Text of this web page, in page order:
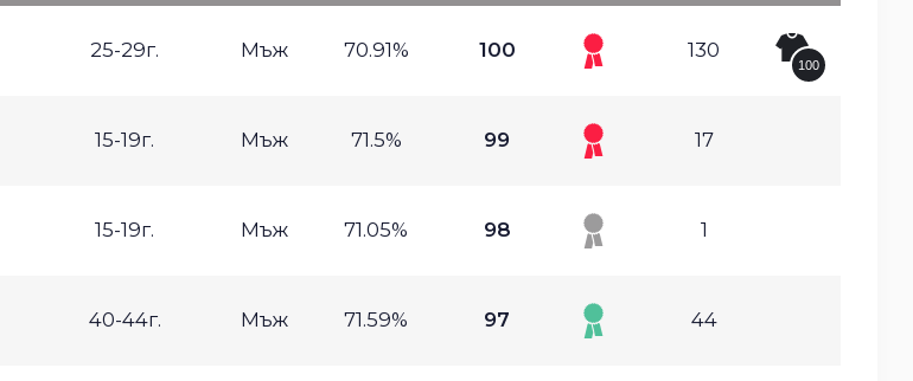
25-29г. Мъж 70.91% 100 130
100
15-19г. Мъж 71.5% 99 17
15-19г. Мъж 71.05% 98 1
40-44г. Мъж 71.59% 97 44